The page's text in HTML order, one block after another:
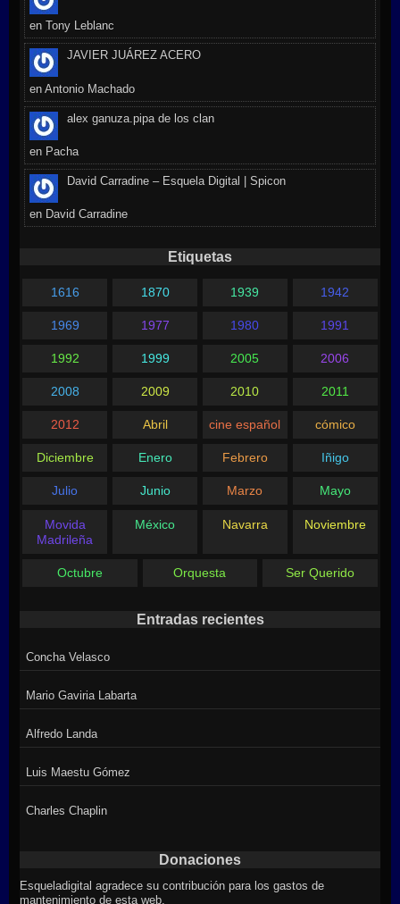
enTony Leblanc
JAVIER JUÁREZ ACERO
enAntonio Machado
alex ganuza.pipa de los clan
en Pacha
David Carradine – Esquela Digital | Spicon
en David Carradine
Etiquetas
1616 1870 1939 1942
1969 1977 1980 1991
1992 1999 2005 2006
2008 2009 2010 2011
2012 Abril cine español cómico
Diciembre Enero Febrero Iñigo
Julio Junio Marzo Mayo
Movida
Madrileña
México Navarra Noviembre
Octubre Orquesta Ser Querido
Entradas recientes
Concha Velasco
Mario Gaviria Labarta
Alfredo Landa
Luis Maestu Gómez
Charles Chaplin
Donaciones
Esqueladigital agradece su contribución para los gastos de
mantenimiento de esta web.